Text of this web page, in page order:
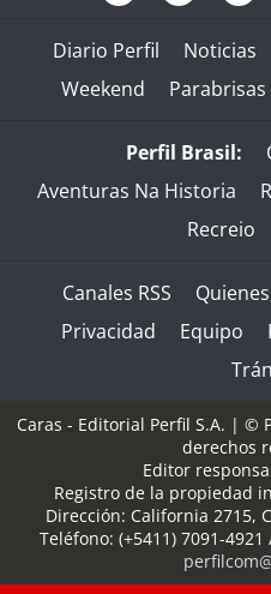
Diario Perfil Noticias
Weekend
Parabrisas
Perfil Brasil:
Aventuras Na Historia
Recreio
Canales RSS
Privacidad
Equipo
Caras - Editorial Perfil S.A. | ©
derechos
Editor
Registro de la propiedad
Dirección: California 2715,
Teléfono: (+5411) 7091-4921